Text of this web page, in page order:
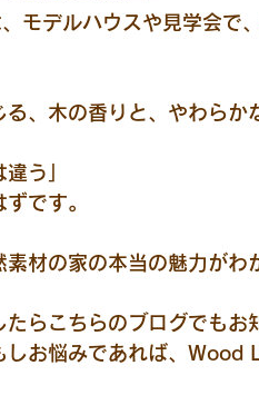
モデルハウスや見学会で
る、木の香りと、やわらか
う」
です。
材の家の本当の魅力がわ
らこちらのブログでもお
しお悩みであれば、